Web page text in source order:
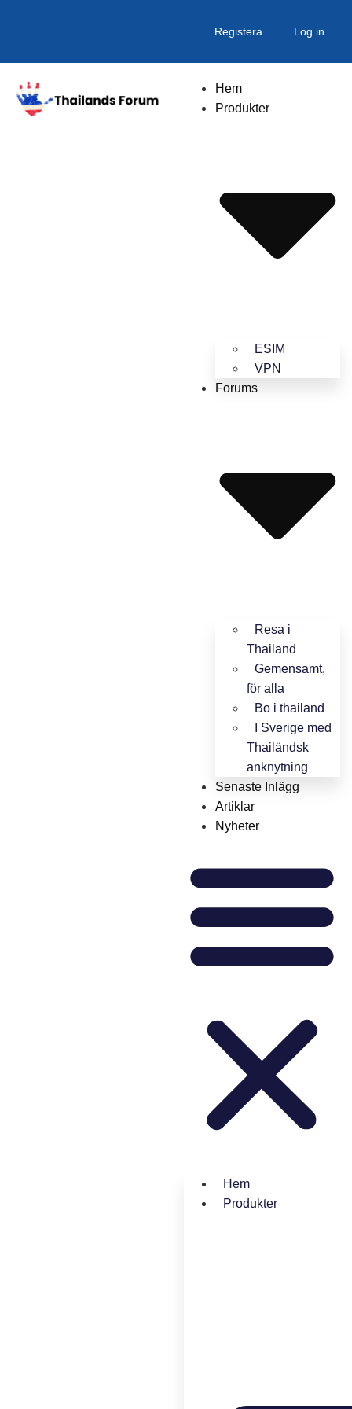
Registera Log in
Hem
Produkter
ESIM
VPN
Forums
Resa i
Thailand
Gemensamt,
för alla
Bo i thailand
I Sverige med
Thailändsk
anknytning
Senaste Inlägg
Artiklar
Nyheter
Hem
Produkter